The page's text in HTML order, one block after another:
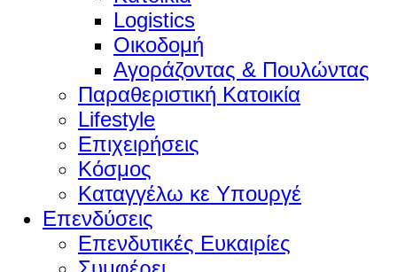
Logistics
Οικοδομή
Αγοράζοντας & Πουλώντας
Παραθεριστική Κατοικία
Lifestyle
Επιχειρήσεις
Κόσμος
Καταγγέλω κε Υπουργέ
Επενδύσεις
Επενδυτικές Ευκαιρίες